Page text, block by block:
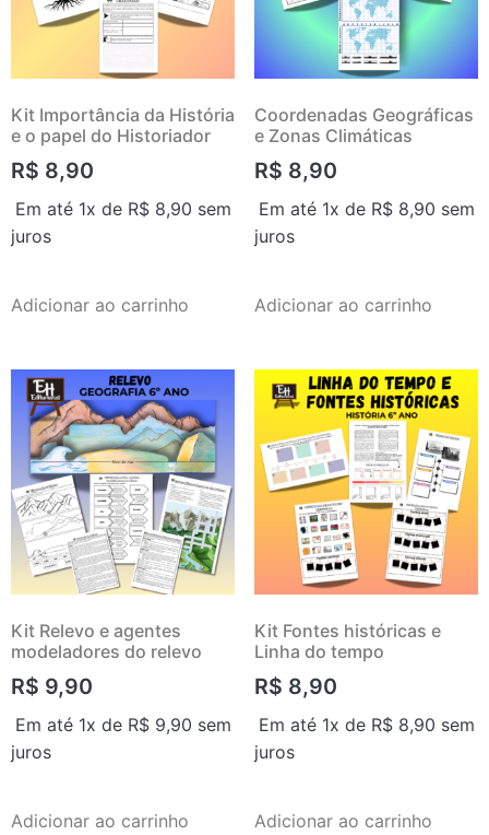
Kit Importância da História
e o papel do Historiador
R$ 8,90
Em até 1x de R$ 8,90 sem
juros
Adicionar ao carrinho
Coordenadas Geográficas
e Zonas Climáticas
R$ 8,90
Em até 1x de R$8,90 sem
juros
Adicionar ao carrinho
Kit Relevo e agentes
modeladores do relevo
R$ 9,90
Em até 1x de R$ 9,90 sem
juros
Adicionar ao carrinho
Kit Fontes históricas e
Linha do tempo
R$ 8,90
Em até 1x de R$8,90 sem
juros
Adicionar ao carrinho